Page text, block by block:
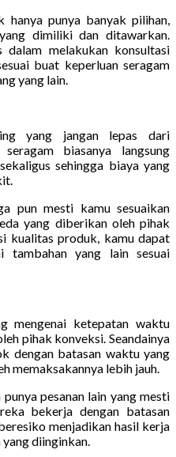
hanya punya banyak pilihan,
dimiliki dan ditawarkan.
melakukan konsultasi
buat keperluan seragam
yang lain.
yang jangan lepas dari
biasanya langsung
sehingga biaya yang
pun mesti kamu sesuaikan
yang diberikan oleh pihak
kualitas produk, kamu dapat
tambahan yang lain sesuai
mengenai ketepatan waktu
pihak konveksi. Seandainya
dengan batasan waktu yang
memaksakannya lebih jauh.
pesanan lain yang mesti
bekerja dengan batasan
menjadikan hasil kerja
diinginkan.